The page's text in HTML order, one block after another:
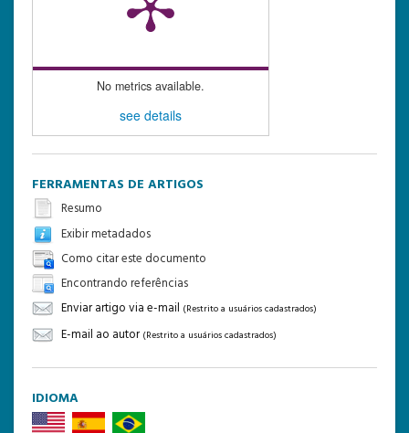
No metrics available.
see details
FERRAMENTAS DE ARTIGOS
Resumo
Exibir metadados
Como citar este documento
Encontrando referências
Enviar artigo via e-mail (Restrito a usuários cadastrados)
E-mail ao autor (Restrito a usuários cadastrados)
IDIOMA